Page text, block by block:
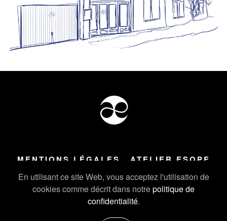
En utilisant ce site Web, vous acceptez l'utilisation de
cookies comme décrit dans notrepolitique de
confidentialité.
MENTIONS LÉGALES ATELIER ESOPE